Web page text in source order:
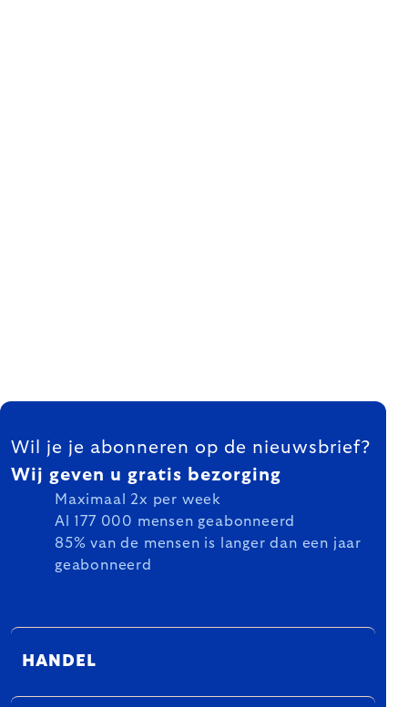
FOOTER
Wil je je abonneren op de nieuwsbrief?
Wij geven u gratis bezorging
Maximaal 2x per week
Al 177 000 mensen geabonneerd
85% van de mensen is langer dan een jaar
geabonneerd
HANDEL